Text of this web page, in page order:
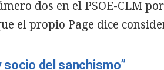
dos en el PSOE-CLM
el propio Page dice
socio del sanchismo”